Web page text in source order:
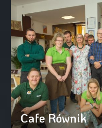
Cafe Równik